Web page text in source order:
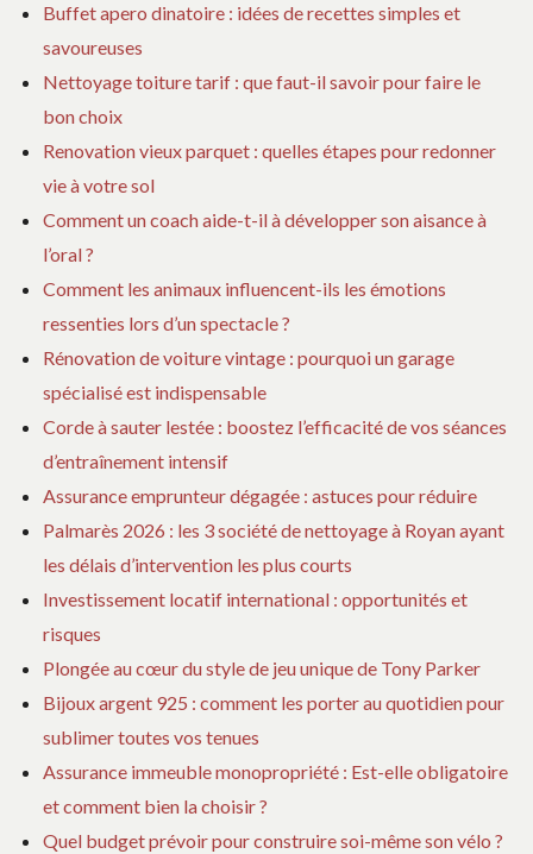
Buffet apero dinatoire : idées de recettes simples et
savoureuses
Nettoyage toiture tarif : que faut-il savoir pour faire le
bon choix
Renovation vieux parquet : quelles étapes pour redonner
vie à votre sol
Comment un coach aide-t-il à développer son aisance à
l’oral ?
Comment les animaux influencent-ils les émotions
ressenties lors d’un spectacle ?
Rénovation de voiture vintage : pourquoi un garage
spécialisé est indispensable
Corde à sauter lestée : boostez l’efficacité de vos séances
d’entraînement intensif
Assurance emprunteur dégagée : astuces pour réduire
Palmarès 2026 : les 3 société de nettoyage à Royan ayant
les délais d’intervention les plus courts
Investissement locatif international : opportunités et
risques
Plongée au cœur du style de jeu unique de Tony Parker
Bijoux argent 925 : comment les porter au quotidien pour
sublimer toutes vos tenues
Assurance immeuble monopropriété : Est-elle obligatoire
et comment bien la choisir ?
Quel budget prévoir pour construire soi-même son vélo ?